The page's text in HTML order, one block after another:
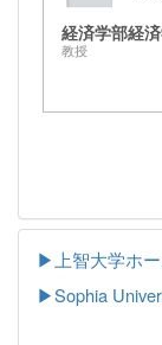
経済学部経
教授
▶上智大学ホ
▶Sophia